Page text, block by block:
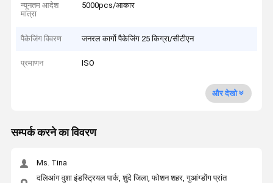
न्यूनतम आदेश
मात्रा
5000pcs/आकार
पैकेजिंग विवरण जनरल कार्गो पैकेजिंग 25 किग्रा/सीटीएन
प्रमाणन ISO
और देखो
सम्पर्क करने का विवरण
Ms. Tina
दलिआंग वुशा इंडस्ट्रियल पार्क, शुंदे जिला, फोशन शहर, गुआंग्डोंग प्रांत